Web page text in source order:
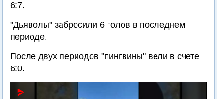
6:7.
"Дьяволы" забросили 6 голов в последнем
периоде.
После двух периодов "пингвины" вели в счете
6:0.